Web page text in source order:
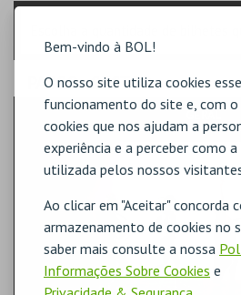
Bem-vindo à BOL!
O nosso site utiliza cookies
funcionamento do site e, com
cookies que nos ajudam a
experiência e a perceber como
utilizada pelos nossos
Ao clicar em "Aceitar" concorda
armazenamento de cookies no
saber mais consulte a nossa
Informações Sobre Cookies e
PASSO- SECTOR
GERAL